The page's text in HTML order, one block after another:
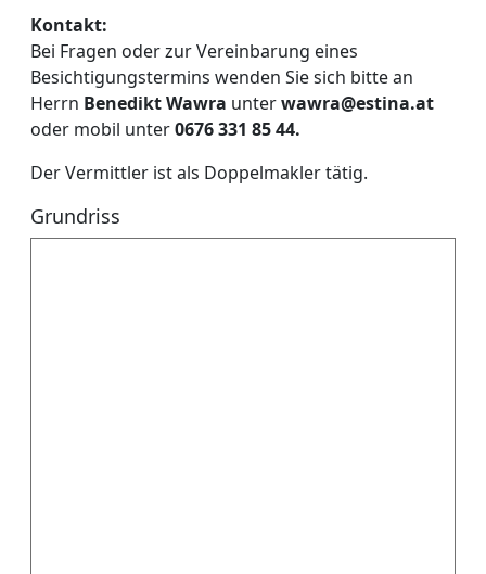
Kontakt:
Bei Fragen oder zur Vereinbarung eines
Besichtigungstermins wenden Sie sich bitte an
Herrn Benedikt Wawra unterwawra@estina.at
oder mobil unter0676 331 85 44.
Der Vermittler ist als Doppelmakler tätig.
Grundriss